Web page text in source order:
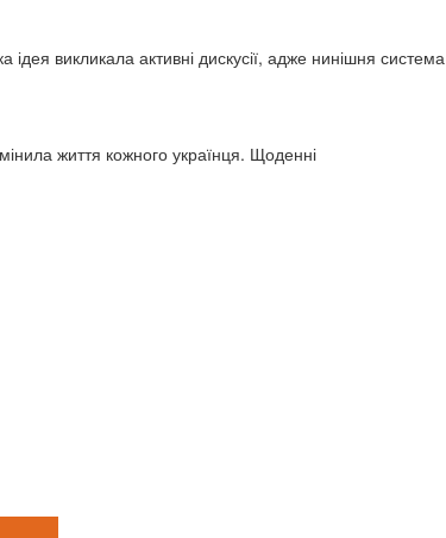
ідея викликала активні дискусії, адже нинішня система
життя кожного українця. Щоденні